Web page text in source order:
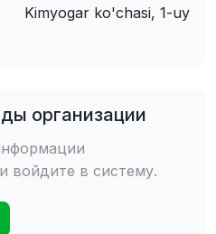
Kimyogar ko'chasi, 1-uy
организации
войдите в систему.